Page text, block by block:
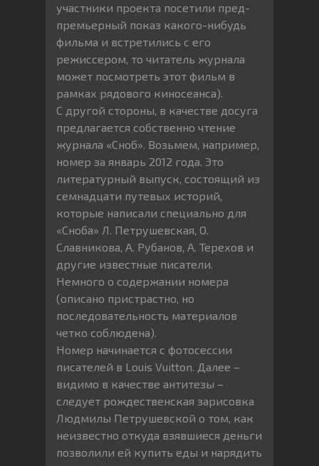
участники проекта посетили пред-
премьерный показ какого-нибудь
фильма и встретились с его
режиссером, то читатель журнала
может посмотреть этот фильм в
рамках рядового киносеанса).
С другой стороны, в качестве досуга
предлагается собственно чтение
журнала «Сноб». Возьмем, например,
номер за январь 2012 года. Это
литературный выпуск, состоящий из
семнадцати путевых историй,
которые написали специально для
«Сноба» Л. Петрушевская, О.
Славникова, А. Рубанов, А. Терехов и
другие известные писатели.
Немного о содержании номера
(описано пристрастно, но
последовательность материалов
четко соблюдена).
Номер начинается с фотосессии
писателей в Louis Vuitton. Далее –
видимо в качестве антитезы –
следует рождественская зарисовка
Людмилы Петрушевской о том, как
неизвестно откуда взявшиеся деньги
позволили ей купить еды и нарядить